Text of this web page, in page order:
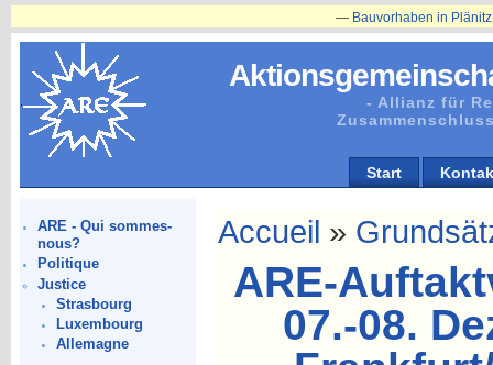
- Allianz für
Start
ARE - Qui sommes-
nous?
Politique
Justice
Strasbourg
Luxembourg
Allemagne
Bauvorhaben in Plänitz betr.
Accueil »
ARE-
07.-08.